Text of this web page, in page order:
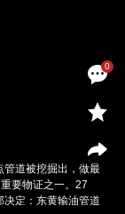
0
管道被挖掘出，做最
要物证之一。27
决定：东黄输油管道